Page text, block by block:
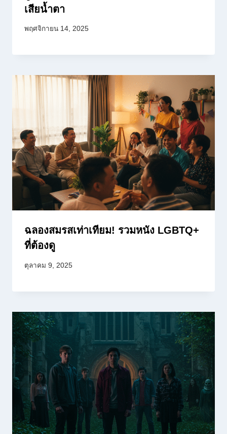
เสียน้ำตา
พฤศจิกายน 14, 2025
ฉลองสมรสเท่าเทียม! รวมหนัง LGBTQ+
ที่ต้องดู
ตุลาคม 9, 2025